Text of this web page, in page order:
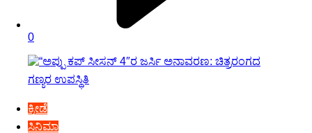
0
ಕ್ರೀಡೆ
ಸಿನಿಮಾ